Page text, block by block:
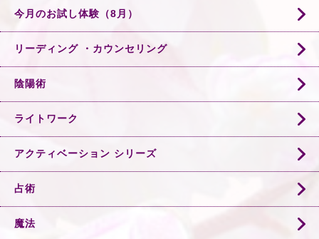
今月のお試し体験（8月）
リーディング ・カウンセリング
陰陽術
ライトワーク
アクティベーション シリーズ
占術
魔法